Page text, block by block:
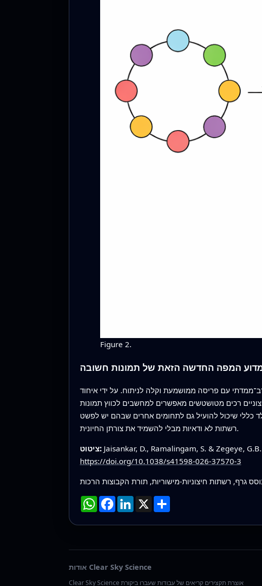
Figure 2.
המפה החדשה הזאת של תמונות חשובה
עם פריסה ממושמעת וקלה לניתוח. על ידי איחוד
רכים מטושטשים מאפשרים למחשבים לכווץ תמונות
כללי שיכול להועיל גם לתחומים אחרים שבהם יש לפשט
רשתות לא ודאיות מבלי להשמיד את צורתן החיונית.
ציטוט: Jaisankar, D., Ramalingam, S. & Zegeye,
https://doi.org/10.1038/s41598-026-37570-3
גרף, רשתות חיצוניות-מישוריות, תורת הקבוצות הרכות
WhatsApp
Facebook
LinkedIn
X שתף
אודות Clear Sky Science
Clear Sky Science אוצרת תקצירים קריאים של עבודות שעברו ביקורת